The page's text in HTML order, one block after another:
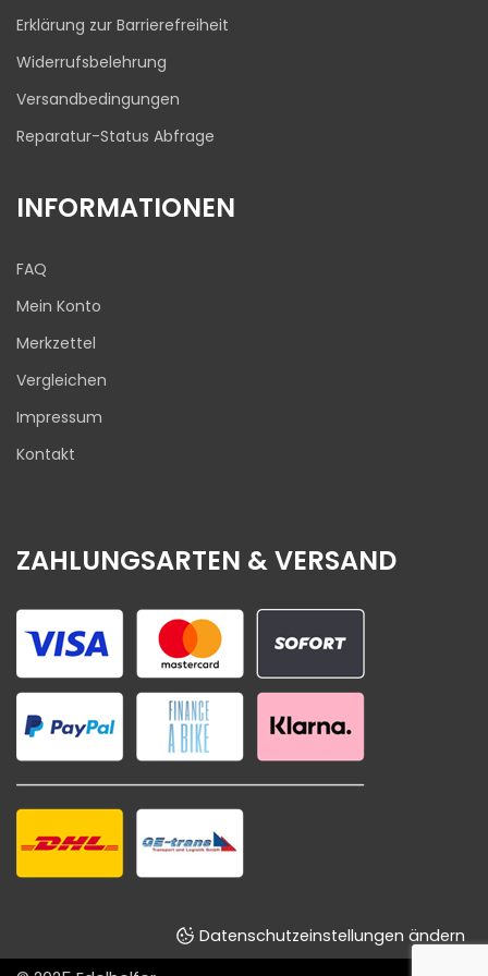
Erklärung zur Barrierefreiheit
Widerrufsbelehrung
Versandbedingungen
Reparatur-Status Abfrage
INFORMATIONEN
FAQ
Mein Konto
Merkzettel
Vergleichen
Impressum
Kontakt
ZAHLUNGSARTEN & VERSAND
Datenschutzeinstellungen ändern